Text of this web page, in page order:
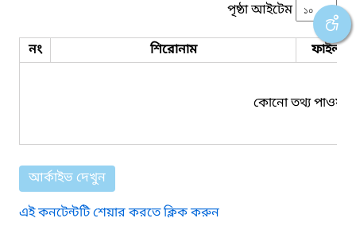
পৃষ্ঠা আইটেম
নং শিরোনাম ফাইল
কোনো তথ্য পাওয়া
আর্কাইভ দেখুন
এই কনটেন্টটি শেয়ার করতে ক্লিক করুন